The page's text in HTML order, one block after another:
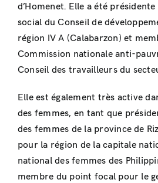
d’Homenet. Elle a été
social du Conseil de
région IV A (Calabarzon) et
Commission nationale anti-
Conseil des travailleurs du
Elle est également très active
des femmes, en tant que
des femmes de la province de
pour la région de la capitale
national des femmes des
membre du point focal pour le